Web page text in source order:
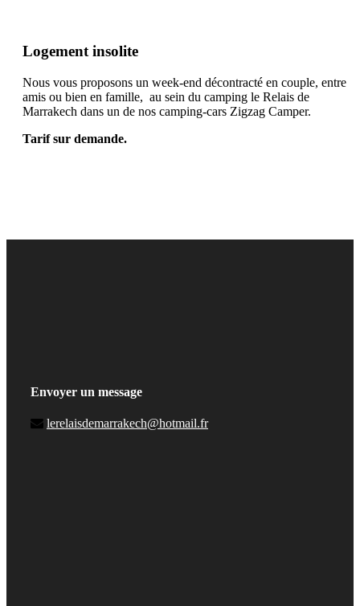
Logement insolite
Nous vous proposons un week-end décontracté en couple, entre
amis ou bien en famille, au sein du camping le Relais de
Marrakech dans un de nos camping-cars Zigzag Camper.
Tarif sur demande.
Envoyer un message
lerelaisdemarrakech@hotmail.fr